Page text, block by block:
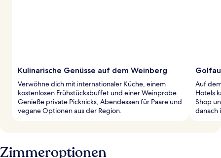
Kulinarische Genüsse auf dem Weinberg
Verwöhne dich mit internationaler Küche, einem
kostenlosen Frühstücksbuffet und einer Weinprobe.
Genieße private Picknicks, Abendessen für Paare und
vegane Optionen aus der Region.
Auf
Hotels
Shop
danach
Zimmeroptionen